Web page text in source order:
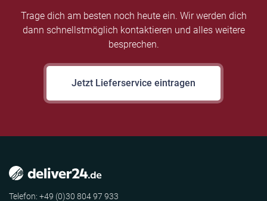
Trage dich am besten noch heute ein. Wir werden dich
dann schnellstmöglich kontaktieren und alles weitere
besprechen.
Jetzt Lieferservice eintragen
Telefon: +49 (0)30 804 97 933